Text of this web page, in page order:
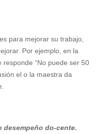
para mejorar su trabajo,
Por ejemplo, en la
responde “No puede ser 50
el o la maestra da
desempeño do-cente.